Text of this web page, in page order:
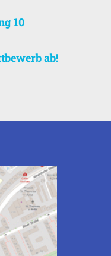
10
ab!